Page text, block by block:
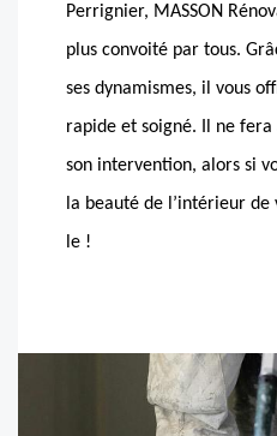
Perrignier, MASSON
plus convoité par tous.
ses dynamismes, il vous
rapide et soigné. Il ne
son intervention, alors si
la beauté de l’intérieur
le !